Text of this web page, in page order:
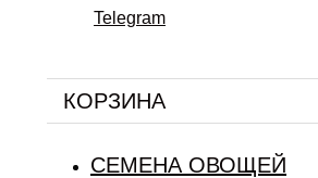
Telegram
КОРЗИНА
СЕМЕНА ОВОЩЕЙ